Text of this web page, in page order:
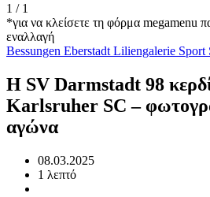
1 / 1
*για να κλείσετε τη φόρμα megamenu
εναλλαγή
Bessungen Eberstadt Liliengalerie Sport
Η SV Darmstadt 98
Karlsruher SC –
αγώνα
08.03.2025
1 λεπτό